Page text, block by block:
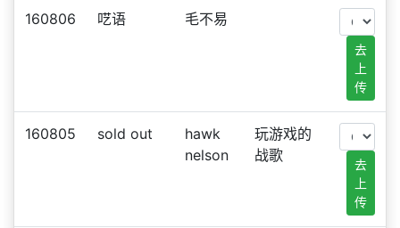
160806 呓语 毛不易
去
上
传
160805 sold out
hawk
nelson
玩游戏的
战歌
去
上
传